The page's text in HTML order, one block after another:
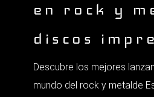
en rock y
discos
Descubre los mejores
mundo del rock y metalde